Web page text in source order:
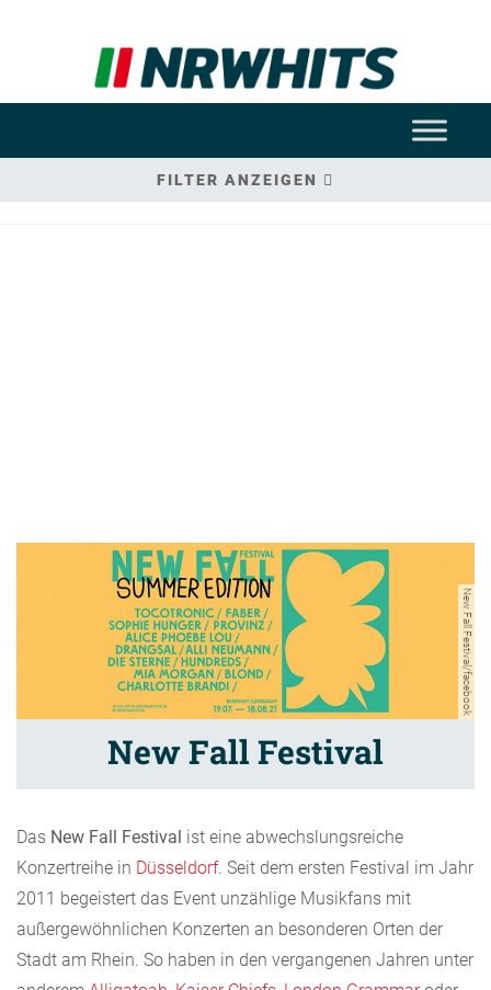
FILTER ANZEIGEN
New Fall Festival/facebook
New Fall Festival
Das New Fall Festival ist eine abwechslungsreiche
Konzertreihe in Düsseldorf. Seit dem ersten Festival im Jahr
2011 begeistert das Event unzählige Musikfans mit
außergewöhnlichen Konzerten an besonderen Orten der
Stadt am Rhein. So haben in den vergangenen Jahren unter